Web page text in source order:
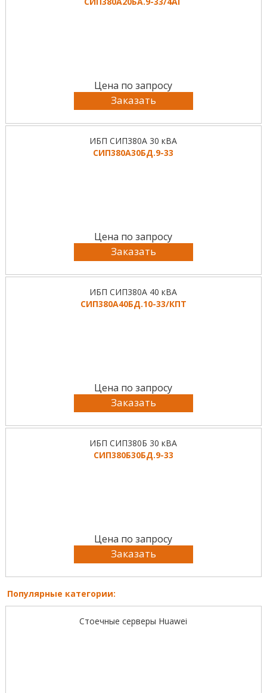
Цена по запросу
Заказать
ИБП СИП380А 30 кВА
СИП380А30БД.9-33
Цена по запросу
Заказать
ИБП СИП380А 40 кВА
СИП380А40БД.10-33/КПТ
Цена по запросу
Заказать
ИБП СИП380Б 30 кВА
СИП380Б30БД.9-33
Цена по запросу
Заказать
Популярные категории:
Стоечные серверы Huawei